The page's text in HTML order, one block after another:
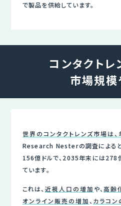
で製品を供給しています。
コンタクトレ
市場規
世界のコンタクトレンズ市場は、
Research Nesterの調査による
156億ドルで、2035年末には278
ています。
これは、 近視人口の増加や、高齢
オンライン販売の増加、 カラコ